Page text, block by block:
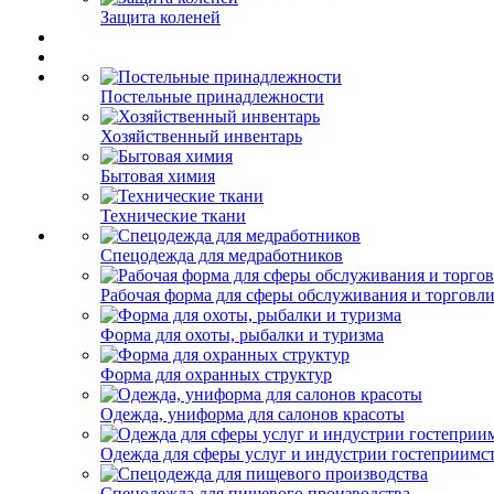
Защита коленей
Постельные принадлежности
Хозяйственный инвентарь
Бытовая химия
Технические ткани
Спецодежда для медработников
Рабочая форма для сферы обслуживания и торговли
Форма для охоты, рыбалки и туризма
Форма для охранных структур
Одежда, униформа для салонов красоты
Одежда для сферы услуг и индустрии